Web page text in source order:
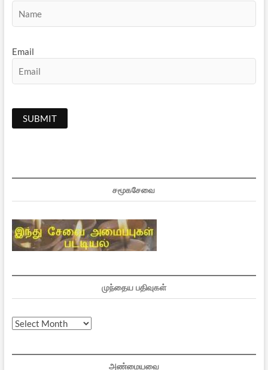
Email
சமூகசேவை
முந்தைய பதிவுகள்
முந்தைய
அண்மையவை